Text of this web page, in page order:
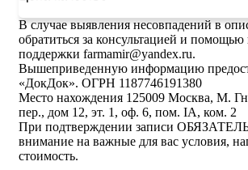
В случае выявления несовпадений в
обратиться за консультацией и
поддержки farmamir@yandex.ru.
Вышеприведенную информацию
«ДокДок». ОГРН 1187746191380
Место нахождения 125009 Москва, М.
пер., дом 12, эт. 1, оф. 6, пом. IA, ком. 2
При подтверждении записи
внимание на важные для вас условия,
стоимость.